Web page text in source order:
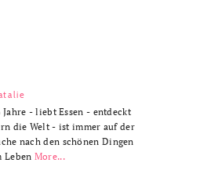
Jahre - liebt Essen - entdeckt
die Welt - ist immer auf der
nach den schönen Dingen
Leben More...